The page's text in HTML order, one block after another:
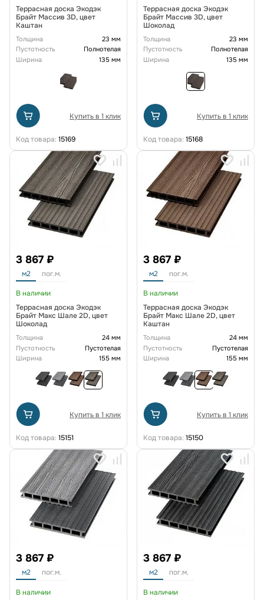
Террасная доска Экодэк
Брайт Массив 3D, цвет
Каштан
Толщина
23 мм
Пустотность
Полнотелая
Ширина
135 мм
Купить в 1 клик
Код товара: 15169
Террасная доска Экодэк
Брайт Массив 3D, цвет
Шоколад
Толщина
23 мм
Пустотность
Полнотелая
Ширина
135 мм
Купить в 1 клик
Код товара: 15168
3 867 ₽
м2 пог.м.
В наличии
Террасная доска Экодэк
Брайт Макс Шале 2D, цвет
Шоколад
Толщина
24 мм
Пустотность
Пустотелая
Ширина
155 мм
Купить в 1 клик
Код товара: 15151
3 867 ₽
м2 пог.м.
В наличии
Террасная доска Экодэк
Брайт Макс Шале 2D, цвет
Каштан
Толщина
24 мм
Пустотность
Пустотелая
Ширина
155 мм
Купить в 1 клик
Код товара: 15150
3 867 ₽
м2 пог.м.
В наличии
3 867 ₽
м2 пог.м.
В наличии